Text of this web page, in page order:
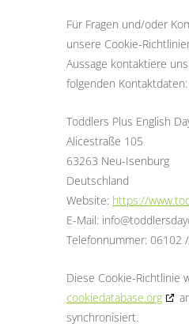
Für Fragen und/oder
unsere Cookie-
Aussage kontaktiere
folgenden Kontaktdaten:
Toddlers Plus English
Alicestraße 105
63263 Neu-Isenburg
Deutschland
Website: https://
E-Mail: info@
Telefonnummer: 06102
Diese Cookie-Richtlinie
cookiedatabase.org
synchronisiert.